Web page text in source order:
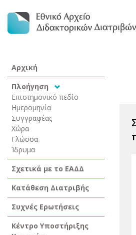
Αρχική
Πλοήγηση
Επιστημονικό πεδίο
Ημερομηνία
Συγγραφέας
Χώρα
Γλώσσα
Ίδρυμα
Σχετικά με το ΕΑΔΔ
Κατάθεση Διατριβής
Συχνές Ερωτήσεις
Κέντρο Υποστήριξης